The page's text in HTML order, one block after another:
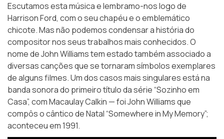
Escutamos esta música e lembramo-nos logo de
Harrison Ford, com o seu chapéu e o emblemático
chicote. Mas não podemos condensar a história do
compositor nos seus trabalhos mais conhecidos. O
nome de John Williams tem estado também associado a
diversas canções que se tornaram símbolos exemplares
de alguns filmes. Um dos casos mais singulares está na
banda sonora do primeiro título da série “Sozinho em
Casa”, com Macaulay Calkin — foi John Williams que
compôs o cântico de Natal “Somewhere in My Memory”;
aconteceu em 1991.